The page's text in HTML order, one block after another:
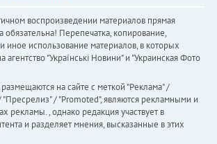
воспроизведении материалов прямая
обязательна! Перепечатка, копирование,
иное использование материалов, в которых
агентство "Українськi Новини" и "Украинская Фото
на сайте с меткой "Реклама" /
/ "Promoted", являются рекламными и
рекламы. , однако редакция участвует в
и разделяет мнения, высказанные в этих